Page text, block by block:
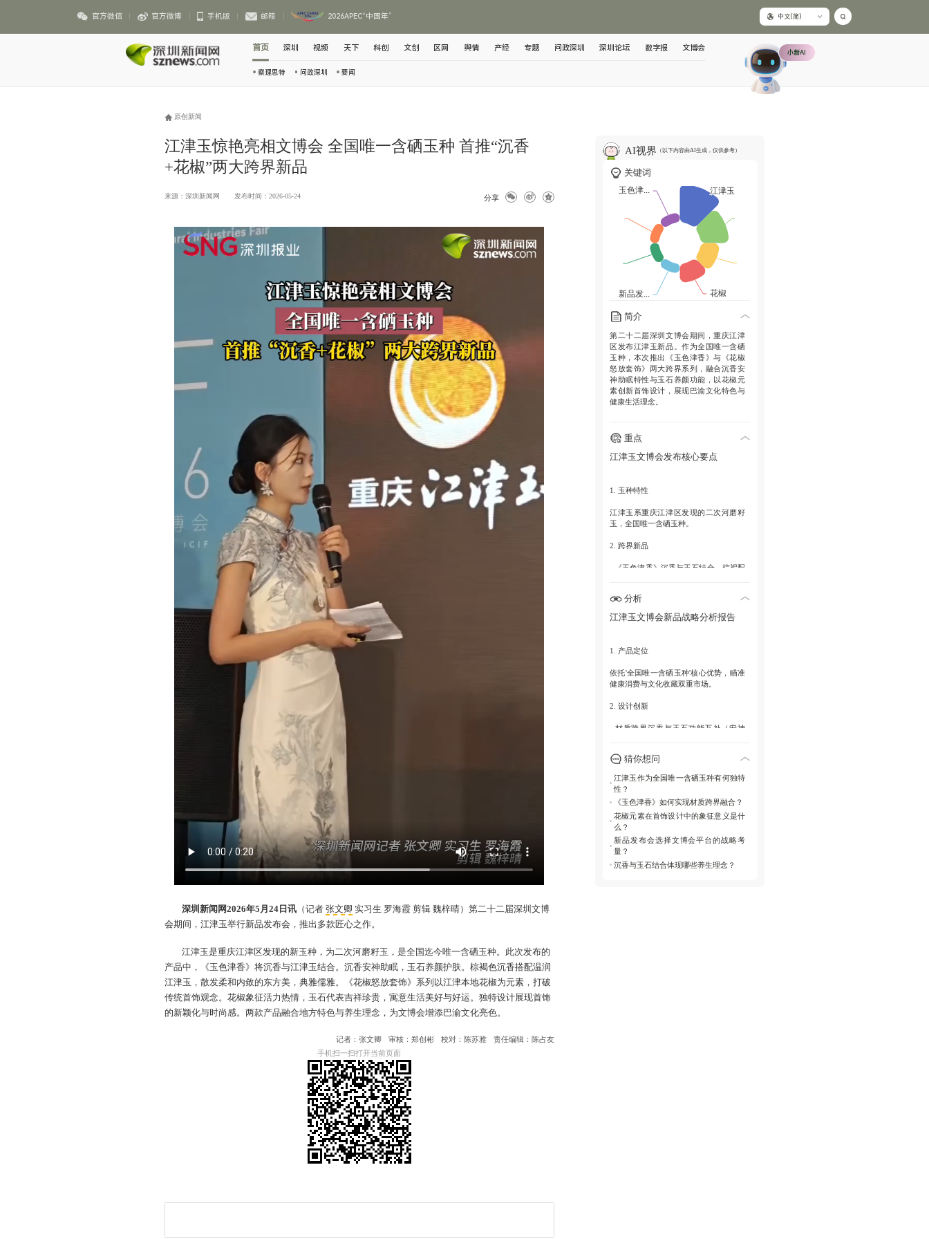
官方微信 官方微博 手机版 邮箱 2026APEC“中国年” 中文(简)
首页
察理思特 问政深圳 要闻
深圳 视频 天下 科创 文创 区网 舆情 产经 专题 问政深圳 深圳论坛 数字报 文博会 小新AI
原创新闻
江津玉惊艳亮相文博会 全国唯一含硒玉种 首推“沉香
+花椒”两大跨界新品
来源：深圳新闻网 发布时间：2026-05-24 分享
深圳新闻网2026年5月24日讯 （记者张文卿 实习生 罗海霞 剪辑 魏梓晴）第二十二届深圳文博
会期间，江津玉举行新品发布会，推出多款匠心之作。
江津玉是重庆江津区发现的新玉种，为二次河磨籽玉，是全国迄今唯一含硒玉种。此次发布的
产品中，《玉色津香》将沉香与江津玉结合。沉香安神助眠，玉石养颜护肤。棕褐色沉香搭配温润
江津玉，散发柔和内敛的东方美，典雅儒雅。《花椒怒放套饰》系列以江津本地花椒为元素，打破
传统首饰观念。花椒象征活力热情，玉石代表吉祥珍贵，寓意生活美好与好运。独特设计展现首饰
的新颖化与时尚感。两款产品融合地方特色与养生理念，为文博会增添巴渝文化亮色。
记者：张文卿 审核：郑创彬 校对：陈苏雅
责任编辑：陈占友
手机扫一扫打开当前页面
AI视界 （以下内容由AI生成，仅供参考）
关键词
简介
第二十二届深圳文博会期间，重庆江津
区发布江津玉新品。作为全国唯一含硒
玉种，本次推出《玉色津香》与《花椒
怒放套饰》两大跨界系列，融合沉香安
神助眠特性与玉石养颜功能，以花椒元
素创新首饰设计，展现巴渝文化特色与
健康生活理念。
重点
江津玉文博会发布核心要点
1. 玉种特性
江津玉系重庆江津区发现的二次河磨籽
玉，全国唯一含硒玉种。
2. 跨界新品
- 《玉色津香》沉香与玉石结合，棕褐配
素，寓意吉祥美好
3.产品价值
合，花椒元素赋予首饰时尚感，体现健
分析
江津玉文博会新品战略分析报告
1. 产品定位
依托'全国唯一含硒玉种'核心优势，瞄准
健康消费与文化收藏双重市场。
2. 设计创新
- 材质跨界沉香与玉石功能互补（安神
- 美学表达棕褐沉香色系强化东方典雅气
3.文化赋能
深度融合江津地域物产（沉香/花椒），
通过'玉色津香''花椒怒放'等命名强化巴渝
文化标识，提升产品叙事深度。
4.平台策略
猜你想问
江津玉作为全国唯一含硒玉种有何独特
性？
《玉色津香》如何实现材质跨界融合？
花椒元素在首饰设计中的象征意义是什
么？
新品发布会选择文博会平台的战略考
量？
沉香与玉石结合体现哪些养生理念？